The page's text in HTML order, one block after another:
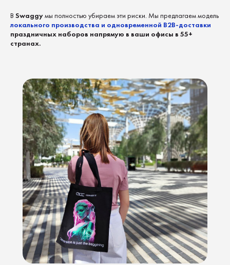
В Swaggyмы полностью убираем эти риски. Мы предлагаем модель
локального производства и одновременной B2B-доставки
праздничных наборов напрямую в ваши офисы в 55+
странах.